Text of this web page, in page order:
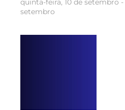
quinta-feira, 10 de setembro -
setembro